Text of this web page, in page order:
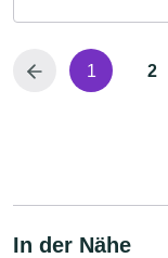
1 2
In der Nähe